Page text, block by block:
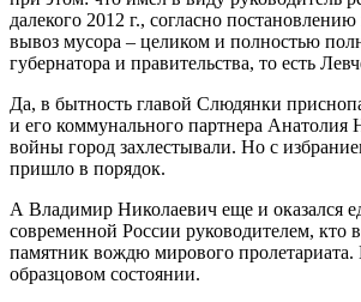
далекого 2012 г., согласно
вывоз мусора – целиком и полностью
губернатора и правительства, то есть
Да, в бытность главой Слюдянки
и его коммунального партнера Анатолия
войны город захлестывали. Но с
пришло в порядок.
А Владимир Николаевич еще и оказался
современной России руководителем, кто
памятник вождю мирового пролетариата.
образцовом состоянии.